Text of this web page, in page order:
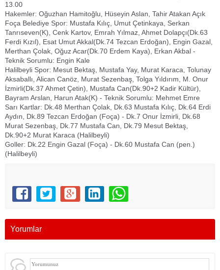
13.00
Hakemler: Oğuzhan Hamitoğlu, Hüseyin Aslan, Tahir Atakan Açık
Foça Belediye Spor: Mustafa Kılıç, Umut Çetinkaya, Serkan
Tanrıseven(K), Cenk Kartov, Emrah Yılmaz, Ahmet Dolapçı(Dk.63
Ferdi Kızıl), Esat Umut Akkal(Dk.74 Tezcan Erdoğan), Engin Gazal,
Merthan Çolak, Oğuz Acar(Dk.70 Erdem Kaya), Erkan Akbal -
Teknik Sorumlu: Engin Kale
Halilbeyli Spor: Mesut Bektaş, Mustafa Yay, Murat Karaca, Tolunay
Aksaballı, Alican Canöz, Murat Sezenbaş, Tolga Yıldırım, M. Onur
İzmirli(Dk.37 Ahmet Çetin), Mustafa Can(Dk.90+2 Kadir Kültür),
Bayram Arslan, Harun Atak(K) - Teknik Sorumlu: Mehmet Emre
Sarı Kartlar: Dk.48 Merthan Çolak, Dk.63 Mustafa Kılıç, Dk.64 Erdi
Aydın, Dk.89 Tezcan Erdoğan (Foça) - Dk.7 Onur İzmirli, Dk.68
Murat Sezenbaş, Dk.77 Mustafa Can, Dk.79 Mesut Bektaş,
Dk.90+2 Murat Karaca (Halilbeyli)
Goller: Dk.22 Engin Gazal (Foça) - Dk.60 Mustafa Can (pen.)
(Halilbeyli)
Yorumlar